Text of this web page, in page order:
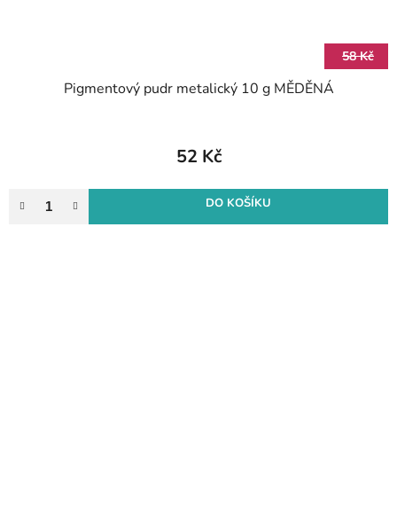
58 Kč
Pigmentový pudr metalický 10 g MĚDĚNÁ
52 Kč
DO KOŠÍKU